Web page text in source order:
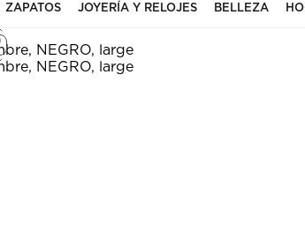
ZAPATOS JOYERÍA Y RELOJES BELLEZA